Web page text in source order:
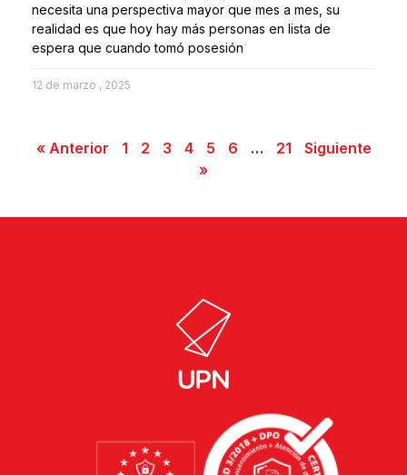
necesita una perspectiva mayor que mes a mes, su
realidad es que hoy hay más personas en lista de
espera que cuando tomó posesión
12 de marzo , 2025
« Anterior 1 2 3 4 5 6 … 21
Siguiente
»